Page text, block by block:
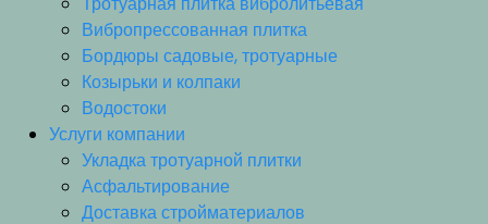
Вибропрессованная плитка
Бордюры садовые, тротуарные
Козырьки и колпаки
Водостоки
Услуги компании
Укладка тротуарной плитки
Асфальтирование
Доставка стройматериалов